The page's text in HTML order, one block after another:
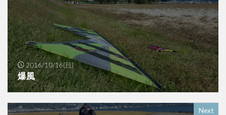
2016/10/16(日)
爆風
Next